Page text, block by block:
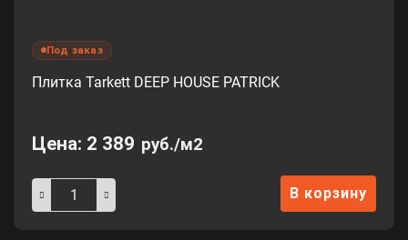
Под заказ
Плитка Tarkett DEEP HOUSE PATRICK
Цена: 2 389 руб./м2
В корзину